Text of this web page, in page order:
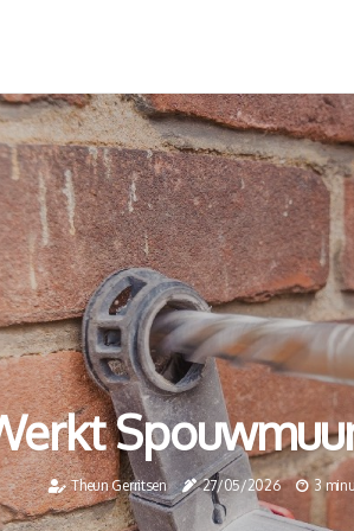
Theun Gerritsen 27/05/2026 3